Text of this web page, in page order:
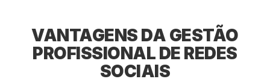
VANTAGENS DA GESTÃO
PROFISSIONAL DE REDES
SOCIAIS